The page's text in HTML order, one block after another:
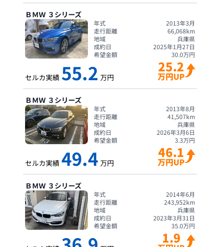
ＢＭＷ ３シリーズ
年式
2013年3月
走行距離
66,068km
地域
兵庫県
成約日
2025年1月27日
希望金額
30.0万円
セルカ実績 55.2 万円
25.2
万円UP
ＢＭＷ ３シリーズ
年式
2013年8月
走行距離
41,507km
地域
兵庫県
成約日
2026年3月6日
希望金額
3.3万円
セルカ実績 49.4 万円
46.1
万円UP
ＢＭＷ ３シリーズ
年式
2014年6月
走行距離
243,952km
地域
兵庫県
成約日
2023年3月31日
希望金額
35.0万円
1.9